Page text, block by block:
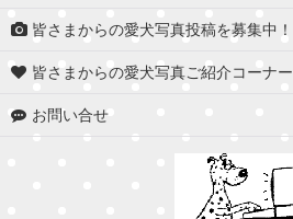
皆さまからの愛犬写真投稿を募集中！
皆さまからの愛犬写真ご紹介コーナー
お問い合せ